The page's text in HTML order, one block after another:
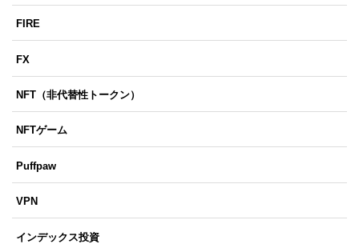
FIRE
FX
NFT（非代替性トークン）
NFTゲーム
Puffpaw
VPN
インデックス投資